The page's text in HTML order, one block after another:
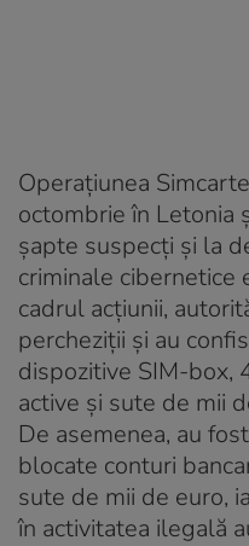
Operațiunea
octombrie în Letonia
șapte suspecți și la
criminale cibernetice
cadrul acțiunii,
percheziții și au
dispozitive SIM-box,
active și sute de mii
De asemenea, au
blocate conturi
sute de mii de euro,
în activitatea ilegală